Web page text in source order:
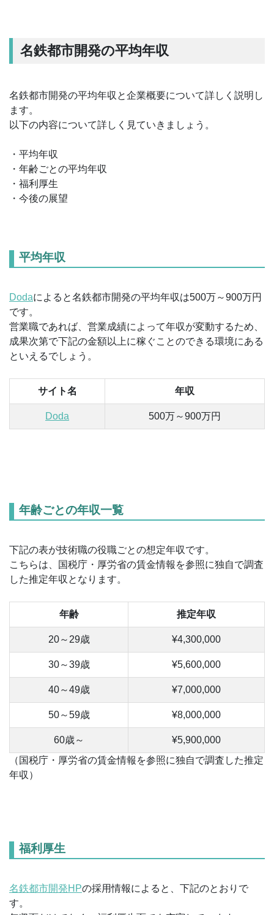
名鉄都市開発の平均年収
名鉄都市開発の平均年収と企業概要について詳しく説明し
ます。
以下の内容について詳しく見ていきましょう。
・平均年収
・年齢ごとの平均年収
・福利厚生
・今後の展望
平均年収
Dodaによると名鉄都市開発の平均年収は500万～900万円
です。
営業職であれば、営業成績によって年収が変動するため、
成果次第で下記の金額以上に稼ぐことのできる環境にある
といえるでしょう。
サイト名 年収
Doda 500万～900万円
年齢ごとの年収一覧
下記の表が技術職の役職ごとの想定年収です。
こちらは、国税庁・厚労省の賃金情報を参照に独自で調査
した推定年収となります。
年齢 推定年収
20～29歳 ¥4,300,000
30～39歳 ¥5,600,000
40～49歳 ¥7,000,000
50～59歳 ¥8,000,000
60歳～
¥5,900,000
（国税庁・厚労省の賃金情報を参照に独自で調査した推定
年収）
福利厚生
名鉄都市開発HPの採用情報によると、下記のとおりで
す。